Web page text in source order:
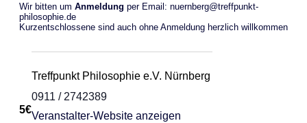
Wir bitten um Anmeldung per Email: nuernberg@treffpunkt-
philosophie.de
Kurzentschlossene sind auch ohne Anmeldung herzlich willkommen
5€
Treffpunkt Philosophie e.V. Nürnberg
0911 / 2742389
Veranstalter-Website anzeigen